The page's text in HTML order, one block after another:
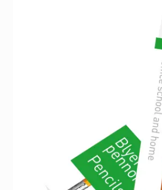
Indexflikar och Frixion clicker svart